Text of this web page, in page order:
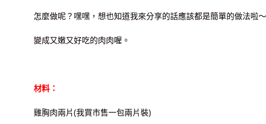
怎麼做呢？嘿嘿，想也知道我來分享的話應該都是簡單的做法啦
變成又嫩又好吃的肉肉喔。
材料：
雞胸肉兩片(我買市售一包兩片裝)